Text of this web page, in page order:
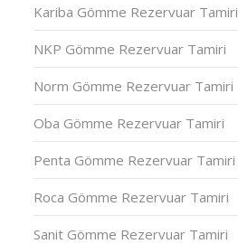
Kariba Gömme Rezervuar Tamiri
NKP Gömme Rezervuar Tamiri
Norm Gömme Rezervuar Tamiri
Oba Gömme Rezervuar Tamiri
Penta Gömme Rezervuar Tamiri
Roca Gömme Rezervuar Tamiri
Sanit Gömme Rezervuar Tamiri